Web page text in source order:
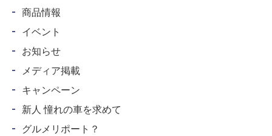
商品情報
イベント
お知らせ
メディア掲載
キャンペーン
新人 憧れの車を求めて
グルメリポート？